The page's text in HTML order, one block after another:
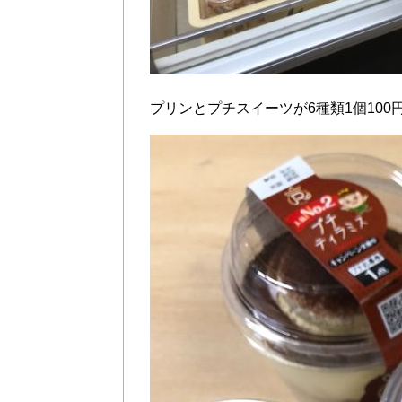
プリンとプチスイーツが6種類1個100